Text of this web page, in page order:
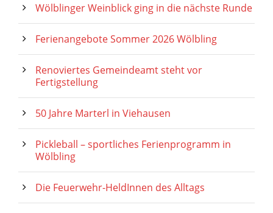
Wölblinger Weinblick ging in die nächste Runde
Ferienangebote Sommer 2026 Wölbling
Renoviertes Gemeindeamt steht vor
Fertigstellung
50 Jahre Marterl in Viehausen
Pickleball – sportliches Ferienprogramm in
Wölbling
Die Feuerwehr-HeldInnen des Alltags